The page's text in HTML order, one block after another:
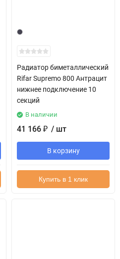
Радиатор биметаллический
Rifar Supremo 800 Антрацит
нижнее подключение 10
секций
В наличии
41 166 ₽ / шт
В корзину
Купить в 1 клик